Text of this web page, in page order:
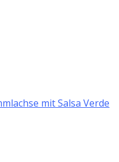
mit Salsa Verde